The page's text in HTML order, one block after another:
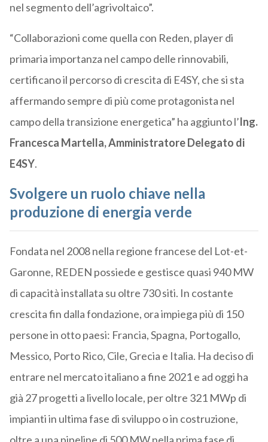
nel segmento dell’agrivoltaico”.
“Collaborazioni come quella con Reden, player di
primaria importanza nel campo delle rinnovabili,
certificano il percorso di crescita di E4SY, che si sta
affermando sempre di più come protagonista nel
campo della transizione energetica” ha aggiunto l’Ing.
Francesca Martella, Amministratore Delegato di
E4SY.
Svolgere un ruolo chiave nella
produzione di energia verde
Fondata nel 2008 nella regione francese del Lot-et-
Garonne, REDEN possiede e gestisce quasi 940 MW
di capacità installata su oltre 730 siti. In costante
crescita fin dalla fondazione, ora impiega più di 150
persone in otto paesi: Francia, Spagna, Portogallo,
Messico, Porto Rico, Cile, Grecia e Italia. Ha deciso di
entrare nel mercato italiano a fine 2021 e ad oggi ha
già 27 progetti a livello locale, per oltre 321 MWp di
impianti in ultima fase di sviluppo o in costruzione,